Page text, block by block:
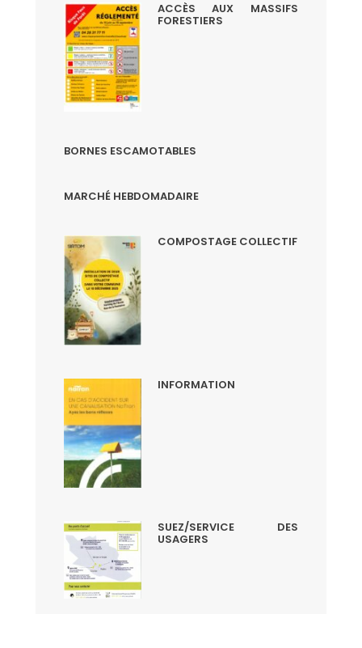
ACCÈS AUX MASSIFS
FORESTIERS
BORNES ESCAMOTABLES
MARCHÉ HEBDOMADAIRE
COMPOSTAGE COLLECTIF
INFORMATION
SUEZ/SERVICE DES
USAGERS